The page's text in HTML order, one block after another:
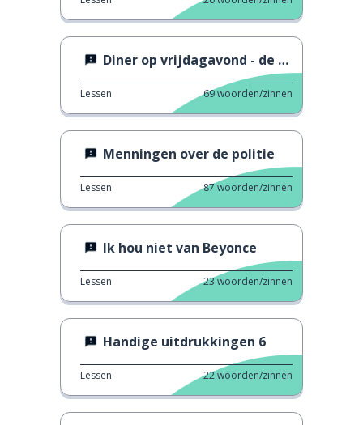
Diner op vrijdagavond - de discussie
Lessen 69woorden/zinnen
Menningen over de politie
Lessen 87woorden/zinnen
Ik hou niet van Beyonce
Lessen 23woorden/zinnen
Handige uitdrukkingen 6
Lessen 22woorden/zinnen